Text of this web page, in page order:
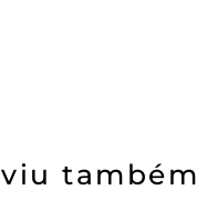
viu também